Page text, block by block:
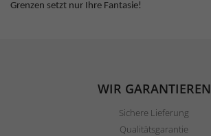
Grenzen setzt nur Ihre Fantasie!
WIR GARANTIEREN
Sichere Lieferung
Qualitätsgarantie